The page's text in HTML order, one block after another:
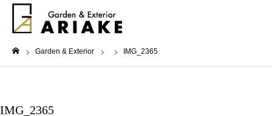
Garden & Exterior IMG_2365
IMG_2365